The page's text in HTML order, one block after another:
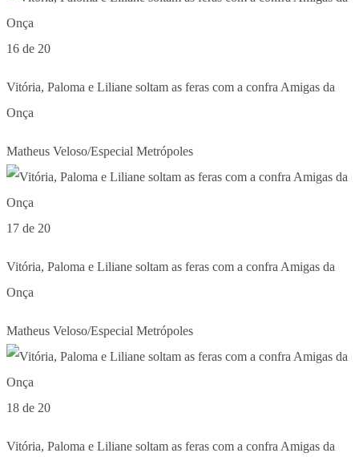
16 de 20
Vitória, Paloma e Liliane soltam as feras com a confra Amigas da
Onça
Matheus Veloso/Especial Metrópoles
17 de 20
Vitória, Paloma e Liliane soltam as feras com a confra Amigas da
Onça
Matheus Veloso/Especial Metrópoles
18 de 20
Vitória, Paloma e Liliane soltam as feras com a confra Amigas da